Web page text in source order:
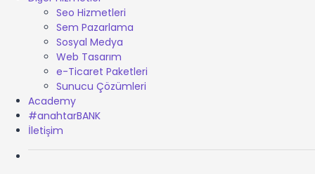
Seo Hizmetleri
Sem Pazarlama
Sosyal Medya
Web Tasarım
e-Ticaret Paketleri
Sunucu Çözümleri
Academy
#anahtarBANK
İletişim